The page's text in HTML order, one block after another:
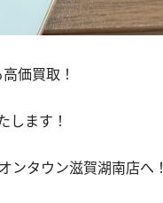
価買取！
します！
ンタウン滋賀湖南店へ！